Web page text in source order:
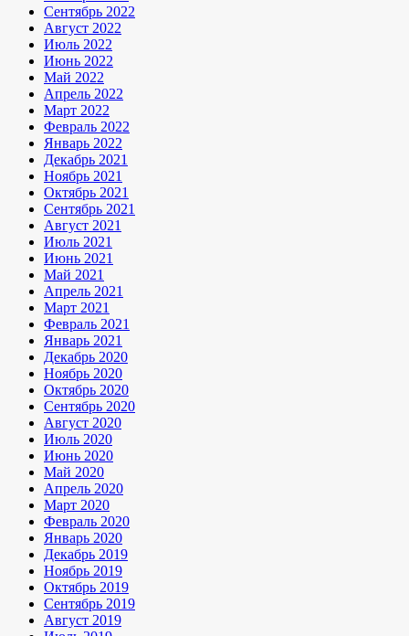
Сентябрь 2022
Август 2022
Июль 2022
Июнь 2022
Май 2022
Апрель 2022
Март 2022
Февраль 2022
Январь 2022
Декабрь 2021
Ноябрь 2021
Октябрь 2021
Сентябрь 2021
Август 2021
Июль 2021
Июнь 2021
Май 2021
Апрель 2021
Март 2021
Февраль 2021
Январь 2021
Декабрь 2020
Ноябрь 2020
Октябрь 2020
Сентябрь 2020
Август 2020
Июль 2020
Июнь 2020
Май 2020
Апрель 2020
Март 2020
Февраль 2020
Январь 2020
Декабрь 2019
Ноябрь 2019
Октябрь 2019
Сентябрь 2019
Август 2019